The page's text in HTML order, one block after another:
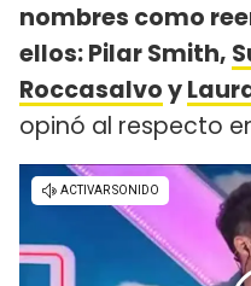
nombres como
ellos: Pilar Smith,
Roccasalvoy
opinó al respecto